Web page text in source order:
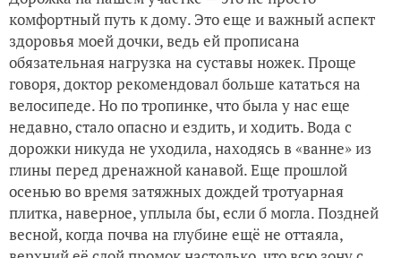
комфортный путь к дому. Это еще и важный аспект
здоровья моей дочки, ведь ей прописана
обязательная нагрузка на суставы ножек. Проще
говоря, доктор рекомендовал больше кататься на
велосипеде. Но по тропинке, что была у нас еще
недавно, стало опасно и ездить, и ходить. Вода с
дорожки никуда не уходила, находясь в «ванне» из
глины перед дренажной канавой. Еще прошлой
осенью во время затяжных дождей тротуарная
плитка, наверное, уплыла бы, если б могла. Поздней
весной, когда почва на глубине ещё не оттаяла,